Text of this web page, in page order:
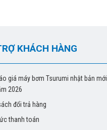
KHÁCH HÀNG
giá máy bơm Tsurumi nhật bản mới
2026
đổi trả hàng
thanh toán